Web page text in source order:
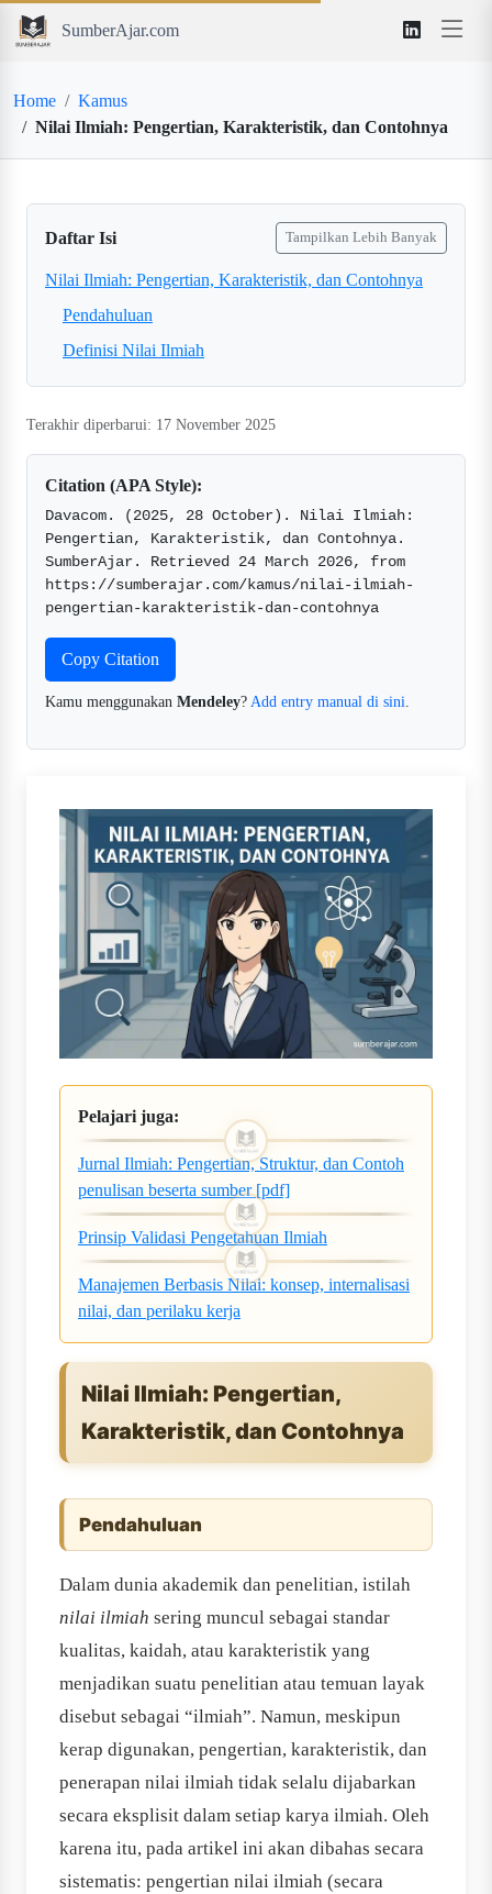
SumberAjar.com
Home
Kamus
Nilai Ilmiah: Pengertian, Karakteristik, dan Contohnya
Daftar Isi Tampilkan Lebih Banyak
Nilai Ilmiah: Pengertian, Karakteristik, dan Contohnya
Pendahuluan
Definisi Nilai Ilmiah
Terakhir diperbarui: 17 November 2025
Citation (APA Style):
Davacom. (2025, 28 October). Nilai Ilmiah:
Pengertian, Karakteristik, dan Contohnya.
SumberAjar. Retrieved 24 March 2026, from
https://sumberajar.com/kamus/nilai-ilmiah-
pengertian-karakteristik-dan-contohnya
Copy Citation
Kamu menggunakan Mendeley? Add entry manual di sini.
Pelajari juga:
Jurnal Ilmiah: Pengertian, Struktur, dan Contoh
penulisan beserta sumber [pdf]
Prinsip Validasi Pengetahuan Ilmiah
Manajemen Berbasis Nilai: konsep, internalisasi
nilai, dan perilaku kerja
Nilai Ilmiah: Pengertian,
Karakteristik, dan Contohnya
Pendahuluan
Dalam dunia akademik dan penelitian, istilah
nilai ilmiah sering muncul sebagai standar
kualitas, kaidah, atau karakteristik yang
menjadikan suatu penelitian atau temuan layak
disebut sebagai “ilmiah”. Namun, meskipun
kerap digunakan, pengertian, karakteristik, dan
penerapan nilai ilmiah tidak selalu dijabarkan
secara eksplisit dalam setiap karya ilmiah. Oleh
karena itu, pada artikel ini akan dibahas secara
sistematis: pengertian nilai ilmiah (secara